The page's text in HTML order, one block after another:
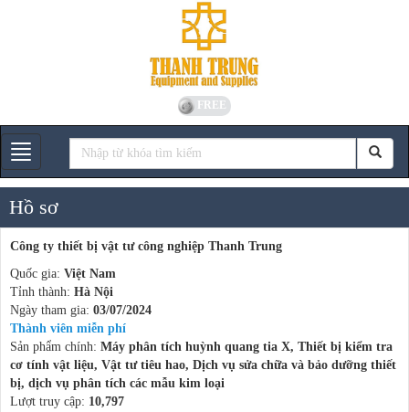
FREE
Gian hàng
Hồ sơ
Công ty thiết bị vật tư công nghiệp Thanh Trung
Quốc gia: Việt Nam
Tỉnh thành: Hà Nội
Ngày tham gia: 03/07/2024
Thành viên miễn phí
Sản phẩm chính: Máy phân tích huỳnh quang tia X, Thiết bị kiểm tra
cơ tính vật liệu, Vật tư tiêu hao, Dịch vụ sửa chữa và bảo dưỡng thiết
bị, dịch vụ phân tích các mẫu kim loại
Lượt truy cập: 10,797